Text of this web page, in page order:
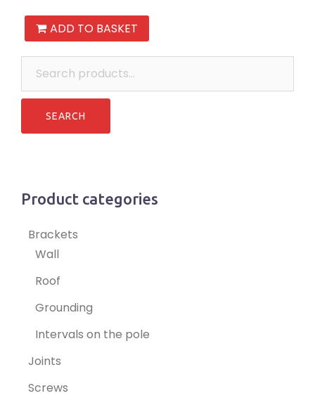
ADD TO BASKET
Product categories
Brackets
Wall
Roof
Grounding
Intervals on the pole
Joints
Screws